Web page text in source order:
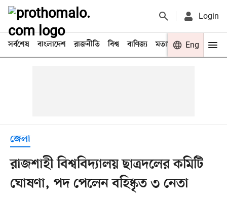
Login
সর্বশেষ বাংলাদেশ রাজনীতি বিশ্ব বাণিজ্য মতামত খেলা
Eng
জেলা
রাজশাহী বিশ্ববিদ্যালয় ছাত্রদলের কমিটি
ঘোষণা, পদ পেলেন বহিষ্কৃত ৩ নেতা